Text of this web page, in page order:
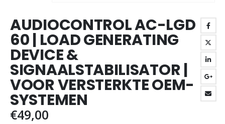
AUDIOCONTROL AC-LGD
60 | LOAD GENERATING
DEVICE &
SIGNAALSTABILISATOR |
VOOR VERSTERKTE OEM-
SYSTEMEN
€49,00